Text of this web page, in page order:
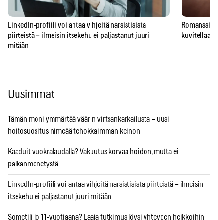
LinkedIn-profiili voi antaa vihjeitä narsistisista
piirteistä – ilmeisin itsekehu ei paljastanut juuri
mitään
kuvitellaan
Uusimmat
Tämän moni ymmärtää väärin virtsankarkailusta – uusi
hoitosuositus nimeää tehokkaimman keinon
Kaaduit vuokralaudalla? Vakuutus korvaa hoidon, mutta ei
palkanmenetystä
LinkedIn-profiili voi antaa vihjeitä narsistisista piirteistä – ilmeisin
itsekehu ei paljastanut juuri mitään
Sometili jo 11-vuotiaana? Laaja tutkimus löysi yhteyden heikkoihin